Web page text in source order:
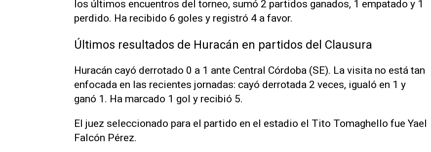
los últimos encuentros del torneo, sumó 2 partidos ganados, 1 empatado y 1
perdido. Ha recibido 6 goles y registró 4 a favor.
Últimos resultados de Huracán en partidos del Clausura
Huracán cayó derrotado 0 a 1 ante Central Córdoba (SE). La visita no está tan
enfocada en las recientes jornadas: cayó derrotada 2 veces, igualó en 1 y
ganó 1. Ha marcado 1 gol y recibió 5.
El juez seleccionado para el partido en el estadio el Tito Tomaghello fue Yael
Falcón Pérez.